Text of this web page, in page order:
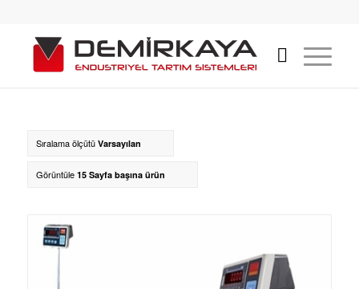
Sıralama ölçütü Varsayılan
Görüntüle 15 Sayfa başına ürün